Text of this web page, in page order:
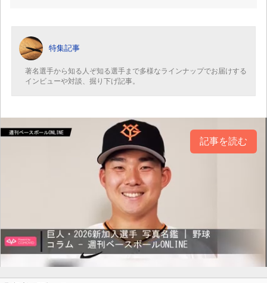
特集記事
著名選手から知る人ぞ知る選手まで多様なラインナップでお届けする
インビューや対談、掘り下げ記事。
記事を読む